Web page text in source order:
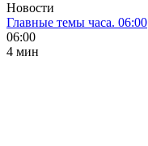
Новости
Главные темы часа. 06:00
06:00
4 мин